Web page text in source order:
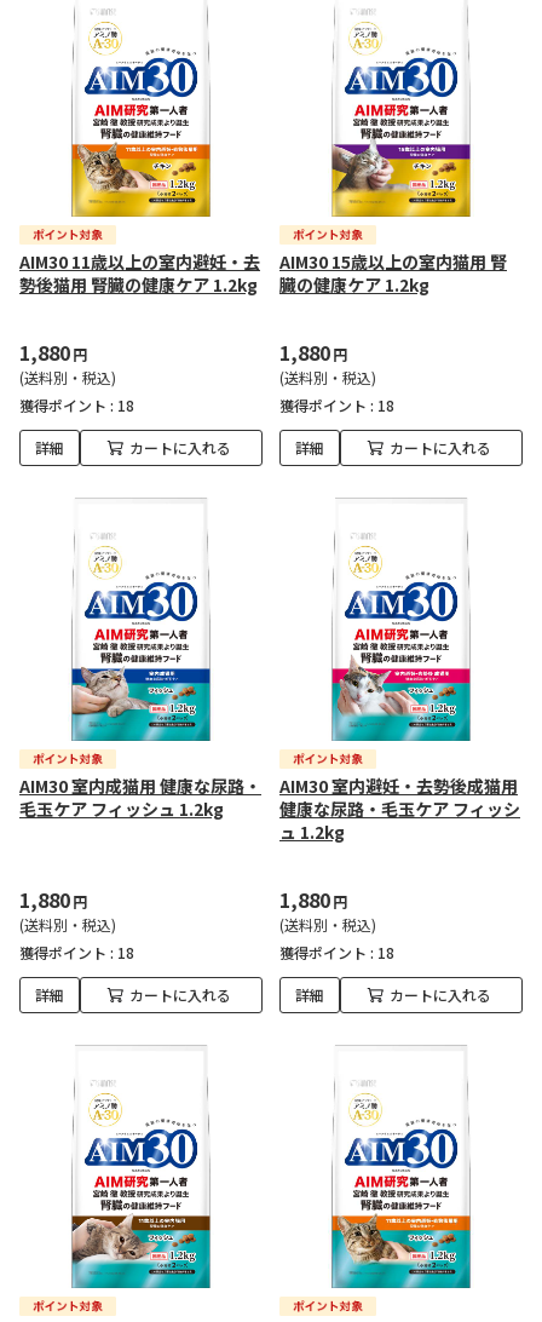
AIM30 11歳以上の室内避妊・去
勢後猫用 腎臓の健康ケア 1.2kg
1,880円
(送料別・税込)
獲得ポイント : 18
詳細 カートに入れる
AIM30 15歳以上の室内猫用 腎
臓の健康ケア 1.2kg
1,880円
(送料別・税込)
獲得ポイント : 18
詳細 カートに入れる
AIM30 室内成猫用 健康な尿路・
毛玉ケア フィッシュ 1.2kg
1,880円
(送料別・税込)
獲得ポイント : 18
詳細 カートに入れる
AIM30 室内避妊・去勢後成猫用
健康な尿路・毛玉ケア フィッシ
ュ 1.2kg
1,880円
(送料別・税込)
獲得ポイント : 18
詳細 カートに入れる